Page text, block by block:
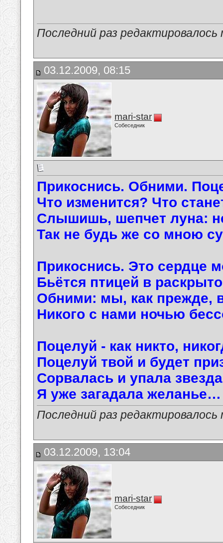
Последний раз
03.12.2009, 08:15
mari-star
Собеседник
Прикоснись. Обними.
Что изменится? Что
Слышишь, шепчет луна:
Так не будь же со мною
Прикоснись. Это сердце
Бьётся птицей в
Обними: мы, как прежде,
Никого с нами ночью
Поцелуй - как никто,
Поцелуй твой и будет
Сорвалась и упала
Я уже загадала желанье…
Последний раз
03.12.2009, 13:04
mari-star
Собеседник